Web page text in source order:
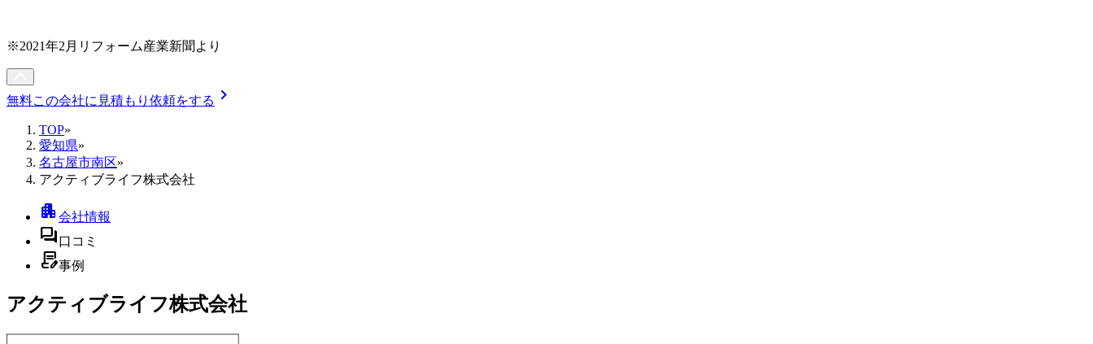
※2021年2月リフォーム産業新聞より
無料この会社に見積もり依頼をする chevron_right
TOP»
愛知県»
名古屋市南区»
アクティブライフ株式会社
apartment会社情報
forum口コミ
contract_edit事例
アクティブライフ株式会社